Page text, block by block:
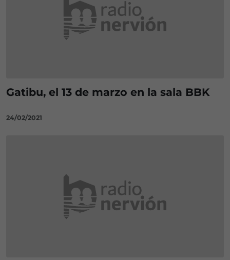
Gatibu, el 13 de marzo en la sala BBK
24/02/2021